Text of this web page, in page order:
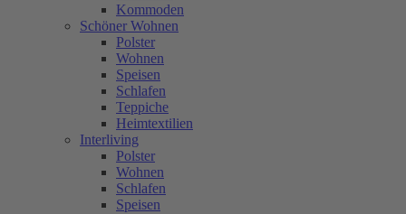
Kommoden
Schöner Wohnen
Polster
Wohnen
Speisen
Schlafen
Teppiche
Heimtextilien
Interliving
Polster
Wohnen
Schlafen
Speisen